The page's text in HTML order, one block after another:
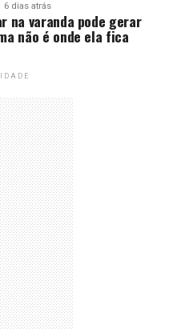
6 dias atrás
na varanda pode gerar
não é onde ela fica